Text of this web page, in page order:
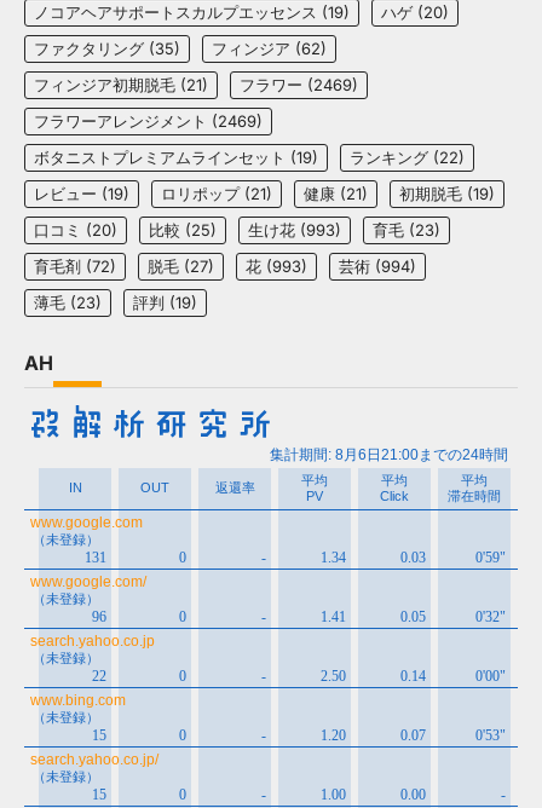
ノコアヘアサポートスカルプエッセンス (19) ハゲ (20)
ファクタリング (35) フィンジア (62)
フィンジア初期脱毛 (21) フラワー (2469)
フラワーアレンジメント (2469)
ボタニストプレミアムラインセット (19) ランキング (22)
レビュー (19) ロリポップ(21) 健康 (21) 初期脱毛 (19)
口コミ (20) 比較 (25) 生け花 (993) 育毛 (23)
育毛剤 (72) 脱毛 (27) 花 (993) 芸術 (994)
薄毛 (23) 評判 (19)
AH